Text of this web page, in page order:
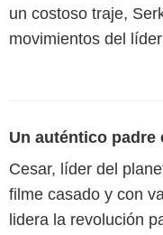
un costoso traje,
movimientos del
Un auténtico padre
Cesar, líder del
filme casado y con
lidera la revolución